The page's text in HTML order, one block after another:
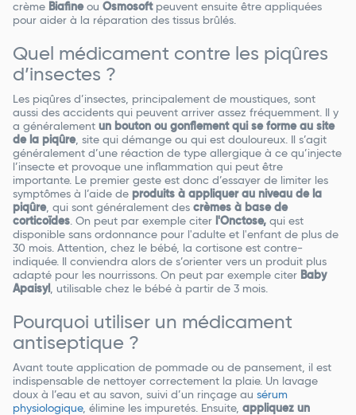
crème Biafineou Osmosoftpeuvent ensuite être appliquées
pour aider à la réparation des tissus brûlés.
Quel médicament contre les piqûres
d’insectes ?
Les piqûres d’insectes, principalement de moustiques, sont
aussi des accidents qui peuvent arriver assez fréquemment. Il y
a généralement un bouton ou gonflement qui se forme au site
de la piqûre, site qui démange ou qui est douloureux. Il s’agit
généralement d’une réaction de type allergique à ce qu’injecte
l’insecte et provoque une inflammation qui peut être
importante. Le premier geste est donc d’essayer de limiter les
symptômes à l’aide de produits à appliquer au niveau de la
piqûre, qui sont généralement des crèmes à base de
corticoïdes . On peut par exemple citer l'Onctose, qui est
disponible sans ordonnance pour l'adulte et l'enfant de plus de
30 mois. Attention, chez le bébé, la cortisone est contre-
indiquée. Il conviendra alors de s’orienter vers un produit plus
adapté pour les nourrissons. On peut par exemple citer Baby
Apaisyl
, utilisable chez le bébé à partir de 3 mois.
Pourquoi utiliser un médicament
antiseptique ?
Avant toute application de pommade ou de pansement, il est
indispensable de nettoyer correctement la plaie. Un lavage
doux à l’eau et au savon, suivi d’un rinçage au sérum
physiologique, élimine les impuretés. Ensuite, appliquez un